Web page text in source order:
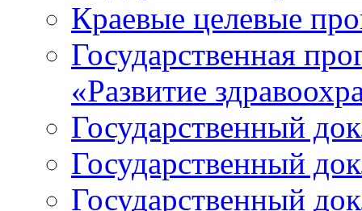
Краевые целевые
Государственная
«Развитие
Государственный
Государственный
Государственный